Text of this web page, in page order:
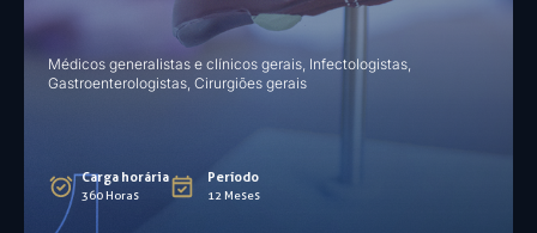
Médicos generalistas e clínicos gerais, Infectologistas,
Gastroenterologistas, Cirurgiões gerais
Carga horária
360 Horas
Período
12 Meses